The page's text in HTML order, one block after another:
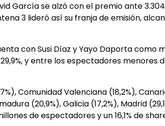
García se alzó con el premio ante
3 lideró así su franja de emisión,
con Susi Díaz y Yayo Daporta como
y entre los espectadores menores
Comunidad Valenciana (18,2%),
(20,9%), Galicia (17,2%), Madrid
de espectadores y un 16,1% de